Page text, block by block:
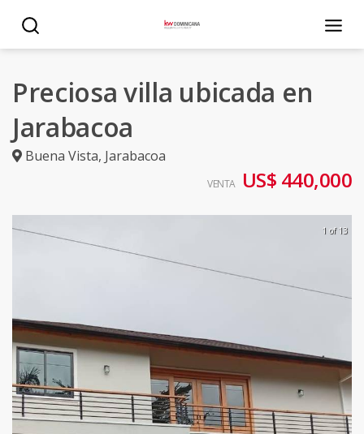
Preciosa villa ubicada en
Jarabacoa
Buena Vista, Jarabacoa
VENTA US$ 440,000
1 of 13